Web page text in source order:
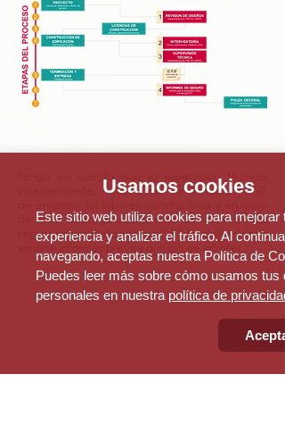
Tenga en cuenta que la supervisión técnica
independiente, deberá ser contratada ANTES
de que la aseguradora exija los Informes de
seguro según metodología OCT, también deben
emitirse informes previos al inicio de labores.
Usamos cookies
Este sitio web utiliza cookies para mejorar
experiencia y analizar el tráfico. Al continuar
navegando, aceptas nuestra Política de
Puedes leer más sobre cómo usamos tus
personales en nuestra política de privacidad